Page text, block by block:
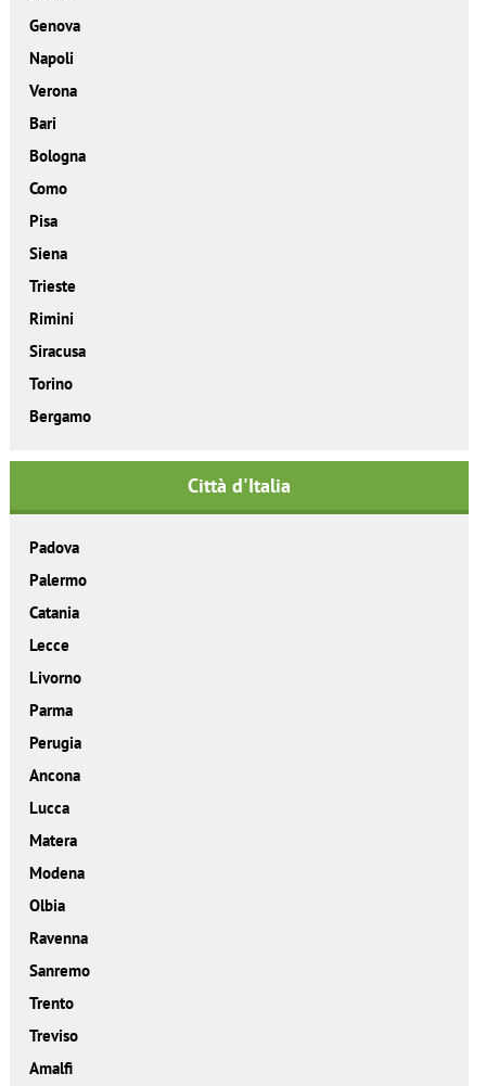
Genova
Napoli
Verona
Bari
Bologna
Como
Pisa
Siena
Trieste
Rimini
Siracusa
Torino
Bergamo
Città d'Italia
Padova
Palermo
Catania
Lecce
Livorno
Parma
Perugia
Ancona
Lucca
Matera
Modena
Olbia
Ravenna
Sanremo
Trento
Treviso
Amalfi